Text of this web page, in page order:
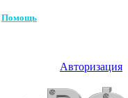
Помощь
Авторизация